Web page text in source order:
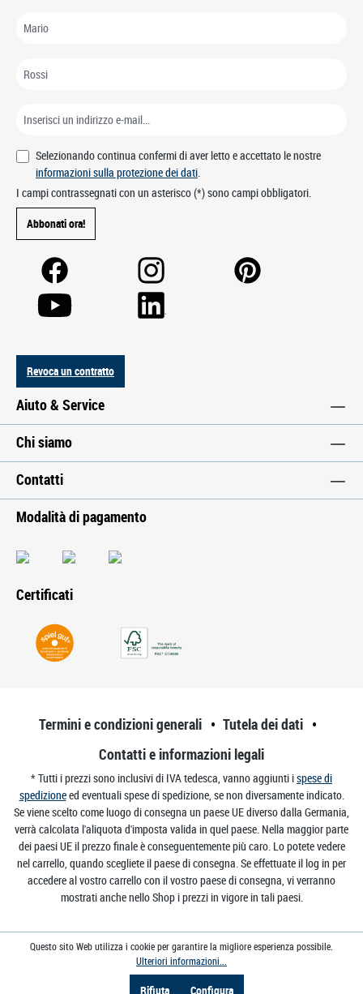
Selezionando continua confermi di aver letto e accettato le nostre
informazioni sulla protezione dei dati.
I campi contrassegnati con un asterisco (*) sono campi obbligatori.
Abbonati ora!
Revoca un contratto
Aiuto & Service
Chi siamo
Contatti
Modalità di pagamento
Certificati
Termini e condizioni generali
Tutela dei dati
Contatti e informazioni legali
* Tutti i prezzi sono inclusivi di IVA tedesca, vanno aggiunti ispese di
spedizioneed eventuali spese di spedizione, se non diversamente indicato.
Se viene scelto come luogo di consegna un paese UE diverso dalla Germania,
verrà calcolata l'aliquota d'imposta valida in quel paese. Nella maggior parte
dei paesi UE il prezzo finale è conseguentemente più caro. Lo potete vedere
nel carrello, quando scegliete il paese di consegna. Se effettuate il log in per
accedere al vostro carrello con il vostro paese di consegna, vi verranno
mostrati anche nello Shop i prezzi in vigore in tali paesi.
Questo sito Web utilizza i cookie per garantire la migliore esperienza possibile.
Ulteriori informazioni...
Rifiuta Configura